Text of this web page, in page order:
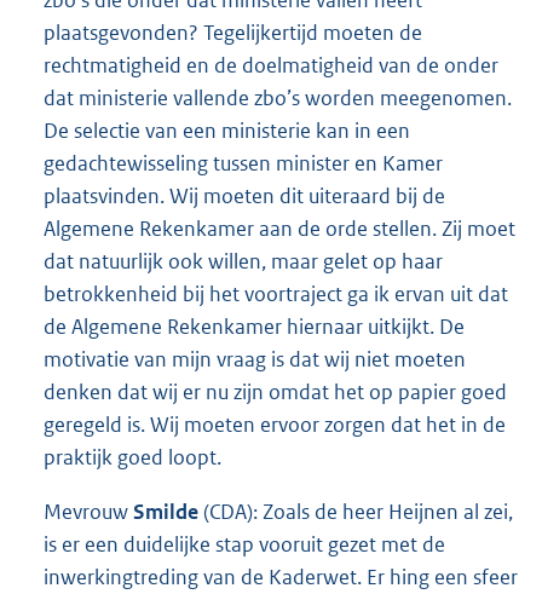
plaatsgevonden? Tegelijkertijd moeten de
rechtmatigheid en de doelmatigheid van de onder
dat ministerie vallende zbo’s worden meegenomen.
De selectie van een ministerie kan in een
gedachtewisseling tussen minister en Kamer
plaatsvinden. Wij moeten dit uiteraard bij de
Algemene Rekenkamer aan de orde stellen. Zij moet
dat natuurlijk ook willen, maar gelet op haar
betrokkenheid bij het voortraject ga ik ervan uit dat
de Algemene Rekenkamer hiernaar uitkijkt. De
motivatie van mijn vraag is dat wij niet moeten
denken dat wij er nu zijn omdat het op papier goed
geregeld is. Wij moeten ervoor zorgen dat het in de
praktijk goed loopt.
MevrouwSmilde(CDA): Zoals de heer Heijnen al zei,
is er een duidelijke stap vooruit gezet met de
inwerkingtreding van de Kaderwet. Er hing een sfeer